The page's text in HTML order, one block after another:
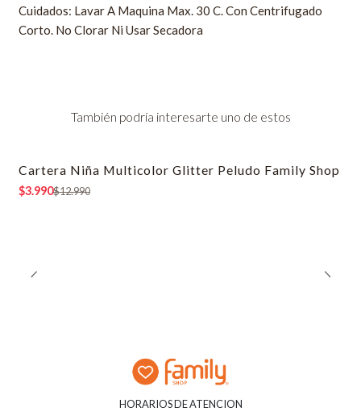
Cuidados: Lavar A Maquina Max. 30 C. Con Centrifugado
Corto. No Clorar Ni Usar Secadora
También podría interesarte uno de estos
-69% OFF
Cartera Niña Multicolor Glitter Peludo Family Shop
$3.990$12.990
HORARIOS DE ATENCION